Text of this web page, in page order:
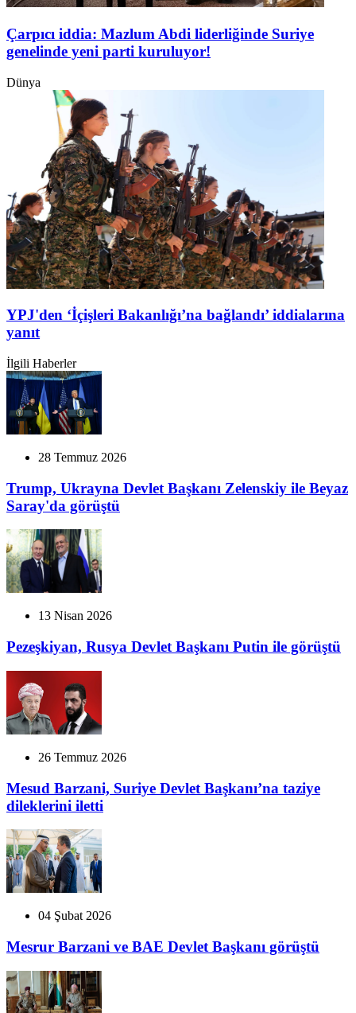
Çarpıcı iddia: Mazlum Abdi liderliğinde Suriye
genelinde yeni parti kuruluyor!
Dünya
YPJ'den ‘İçişleri Bakanlığı’na bağlandı’ iddialarına
yanıt
İlgili Haberler
28 Temmuz 2026
Trump, Ukrayna Devlet Başkanı Zelenskiy ile Beyaz
Saray'da görüştü
13 Nisan 2026
Pezeşkiyan, Rusya Devlet Başkanı Putin ile görüştü
26 Temmuz 2026
Mesud Barzani, Suriye Devlet Başkanı’na taziye
dileklerini iletti
04 Şubat 2026
Mesrur Barzani ve BAE Devlet Başkanı görüştü